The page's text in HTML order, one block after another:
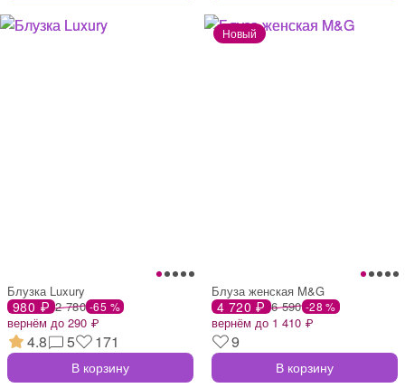
Блузка Luxury
980 ₽ 2 780 -65 %
вернём до 290 ₽
4.8 5 171
В корзину
Блуза женская M&G
4 720 ₽ 6 590 -28 %
вернём до 1 410 ₽
9
В корзину